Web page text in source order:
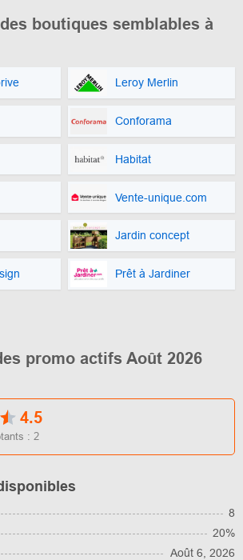
boutiques semblables à
Leroy Merlin
Conforama
Habitat
Vente-unique.com
Jardin concept
Prêt à Jardiner
promo actifs Août 2026
4.5
: 2
8
20%
Août 6, 2026